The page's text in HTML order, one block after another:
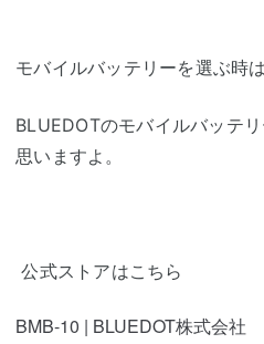
モバイルバッテリーを選ぶ時は
BLUEDOTのモバイルバッテ
思いますよ。
公式ストアはこちら
BMB-10 | BLUEDOT株式会社